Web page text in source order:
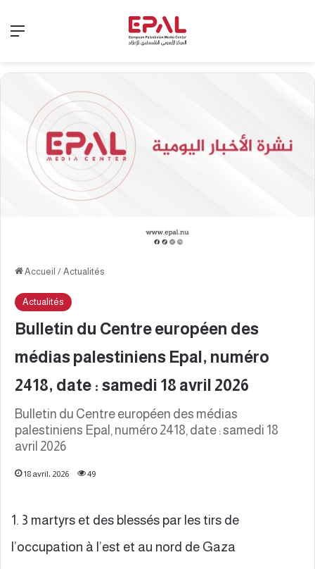
Accueil / Actualités
Actualités
Bulletin du Centre européen des
médias palestiniens Epal, numéro
2418, date : samedi 18 avril 2026
Bulletin du Centre européen des médias
palestiniens Epal, numéro 2418, date : samedi 18
avril 2026
18 avril، 2026 49
1. 3 martyrs et des blessés par les tirs de
l’occupation à l’est et au nord de Gaza